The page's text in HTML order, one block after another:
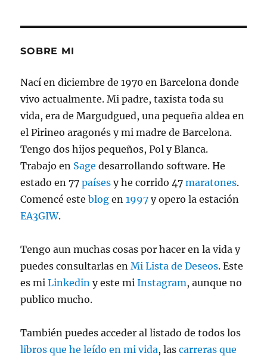
SOBRE MI
Nací en diciembre de 1970 en Barcelona donde
vivo actualmente. Mi padre, taxista toda su
vida, era de Margudgued, una pequeña aldea en
el Pirineo aragonés y mi madre de Barcelona.
Tengo dos hijos pequeños, Pol y Blanca.
Trabajo en Sage desarrollando software. He
estado en 77países y he corrido 47maratones.
Comencé esteblog en1997 y opero la estación
EA3GIW.
Tengo aun muchas cosas por hacer en la vida y
puedes consultarlas enMi Lista de Deseos. Este
es miLinkedin y este miInstagram, aunque no
publico mucho.
También puedes acceder al listado de todos los
libros que he leído en mi vida, lascarreras que